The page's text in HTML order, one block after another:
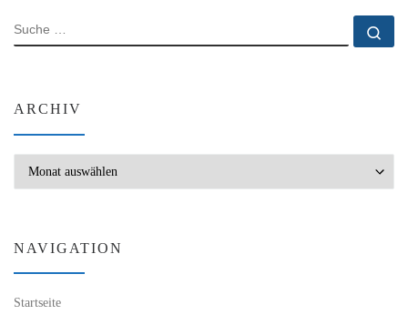
SUCHE
ARCHIV
NAVIGATION
Startseite